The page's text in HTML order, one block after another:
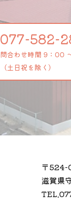
077-582-
問合わせ時間 9：00
（土日祝を除く）
〒
滋賀県